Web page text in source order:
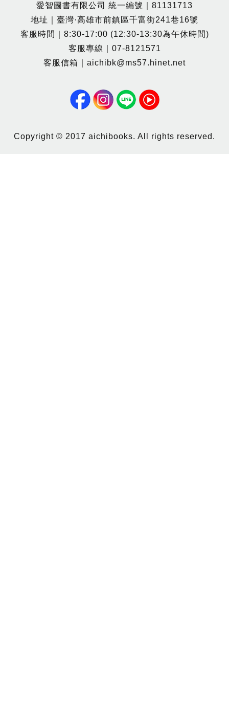
愛智圖書有限公司 統一編號｜81131713
地址｜臺灣·高雄市前鎮區千富街241巷16號
客服時間｜8:30-17:00 (12:30-13:30為午休時間)
客服專線｜07-8121571
客服信箱｜aichibk@ms57.hinet.net
Copyright © 2017 aichibooks. All rights reserved.